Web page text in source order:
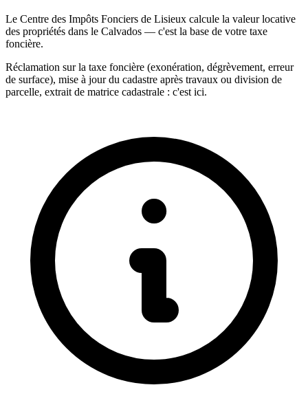
Le Centre des Impôts Fonciers de Lisieux calcule la valeur locative
des propriétés dans le Calvados — c'est la base de votre taxe
foncière.
Réclamation sur la taxe foncière (exonération, dégrèvement, erreur
de surface), mise à jour du cadastre après travaux ou division de
parcelle, extrait de matrice cadastrale : c'est ici.